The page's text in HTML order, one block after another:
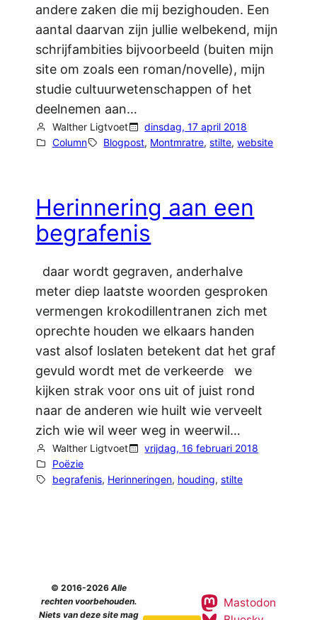
andere zaken die mij bezighouden. Een
aantal daarvan zijn jullie welbekend, mijn
schrijfambities bijvoorbeeld (buiten mijn
site om zoals een roman/novelle), mijn
studie cultuurwetenschappen of het
deelnemen aan…
Walther Ligtvoet
dinsdag, 17 april 2018
Column
Blogpost, Montmratre, stilte, website
Herinnering aan een
begrafenis
daar wordt gegraven, anderhalve
meter diep laatste woorden gesproken
vermengen krokodillentranen zich met
oprechte houden we elkaars handen
vast alsof loslaten betekent dat het graf
gevuld wordt met de verkeerde we
kijken strak voor ons uit of juist rond
naar de anderen wie huilt wie verveelt
zich wie wil weer weg in weerwil…
Walther Ligtvoet
vrijdag, 16 februari 2018
Poëzie
begrafenis, Herinneringen, houding, stilte
© 2016-2026Alle
rechten voorbehouden.
Niets van deze site mag
Mastodon